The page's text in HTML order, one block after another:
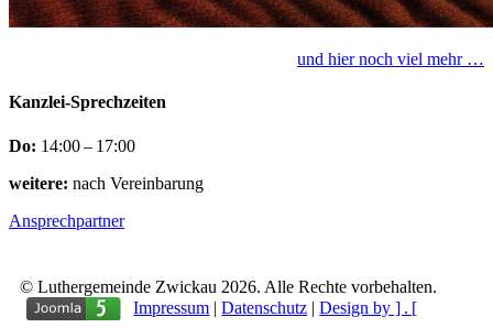
und hier noch viel mehr …
Kanzlei-Sprechzeiten
Do: 14:00 – 17:00
weitere: nach Vereinbarung
Ansprechpartner
© Luthergemeinde Zwickau 2026. Alle Rechte vorbehalten.
Impressum |Datenschutz |Design by ] . [